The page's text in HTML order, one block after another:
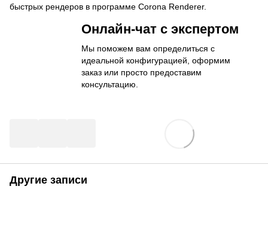
быстрых рендеров в программе Corona Renderer.
Онлайн-чат с экспертом
Мы поможем вам определиться с
идеальной конфигурацией, оформим
заказ или просто предоставим
консультацию.
Другие записи